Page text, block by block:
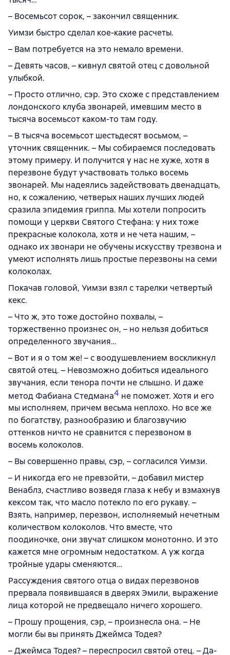
– Восемьсот сорок, – закончил священник.
Уимзи быстро сделал кое-какие расчеты.
– Вам потребуется на это немало времени.
– Девять часов, – кивнул святой отец с довольной
улыбкой.
– Просто отлично, сэр. Это схоже с представлением
лондонского клуба звонарей, имевшим место в
тысяча восемьсот каком-то там году.
– В тысяча восемьсот шестьдесят восьмом, –
уточник священник. – Мы собираемся последовать
этому примеру. И получится у нас не хуже, хотя в
перезвоне будут участвовать только восемь
звонарей. Мы надеялись задействовать двенадцать,
но, к сожалению, четверых наших лучших людей
сразила эпидемия гриппа. Мы хотели попросить
помощи у церкви Святого Стефана: у них тоже
прекрасные колокола, хотя и не чета нашим, –
однако их звонари не обучены искусству трезвона и
умеют исполнять лишь простые перезвоны на семи
колоколах.
Покачав головой, Уимзи взял с тарелки четвертый
кекс.
– Что ж, это тоже достойно похвалы, –
торжественно произнес он, – но нельзя добиться
определенного звучания…
– Вот и я о том же! – с воодушевлением воскликнул
святой отец. – Невозможно добиться идеального
звучания, если тенора почти не слышно. И даже
метод Фабиана Стедмана4 не поможет. Хотя и его
мы исполняем, причем весьма неплохо. Но все же
по богатству, разнообразию и благозвучию
оттенков ничто не сравнится с перезвоном в
восемь колоколов.
– Вы совершенно правы, сэр, – согласился Уимзи.
– И никогда его не превзойти, – добавил мистер
Венаблз, счастливо возведя глаза к небу и взмахнув
кексом так, что масло потекло по его рукаву. –
Взять, например, перезвон, исполняемый нечетным
количеством колоколов. Что вместе, что
поодиночке, они звучат слишком монотонно. И это
кажется мне огромным недостатком. А уж когда
тройные удары сменяются…
Рассуждения святого отца о видах перезвонов
прервала появившаяся в дверях Эмили, выражение
лица которой не предвещало ничего хорошего.
– Прошу прощения, сэр, – произнесла она. – Не
могли бы вы принять Джеймса Тодея?
– Джеймса Тодея? – переспросил святой отец. – Да-